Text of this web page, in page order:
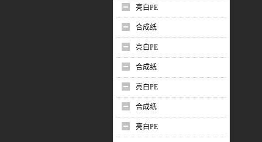
亮白PE
合成纸
亮白PE
合成纸
亮白PE
合成纸
亮白PE